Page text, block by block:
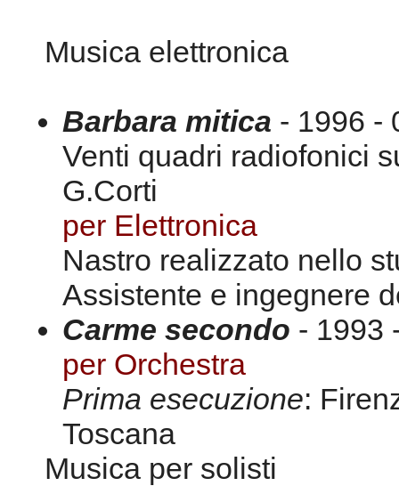
Musica elettronica
Barbara mitica - 1996 -
Venti quadri radiofonici
G.Corti
per Elettronica
Nastro realizzato nello
Assistente e ingegnere
Carme secondo - 1993
per Orchestra
Prima esecuzione:
Toscana
Musica per solisti